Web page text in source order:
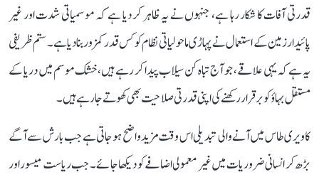
قدرتی آفات کا شکار رہا ہے، جنہوں نے یہ ظاہر کر دیا ہے کہ موسمیاتی شدت اور غیر
پائیدار زمین کے استعمال نے پہاڑی ماحولیاتی نظام کو کس قدر کمزور بنا دیا ہے۔ ستم ظریفی
یہ ہے کہ یہی علاقے، جو آج تباہ کن سیلاب پیدا کر رہے ہیں، خشک موسم میں دریا کے
مستقل بہاؤ کو برقرار رکھنے کی اپنی قدرتی صلاحیت بھی کھوتے جا رہے ہیں۔
کاویری طاس میں آنے والی تبدیلی اس وقت مزید واضح ہو جاتی ہے جب بارش سے آگے
بڑھ کر انسانی ضروریات میں غیر معمولی اضافے کو دیکھا جائے۔ جب ریاست میسور اور